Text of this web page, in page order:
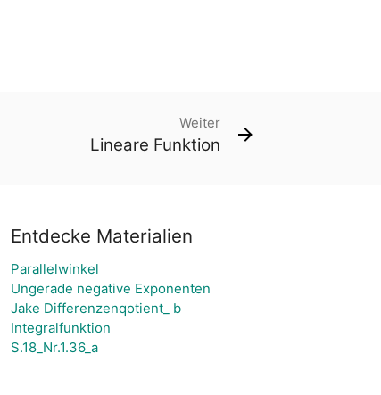
Weiter
Lineare Funktion
Entdecke Materialien
Parallelwinkel
Ungerade negative Exponenten
Jake Differenzenqotient_ b
Integralfunktion
S.18_Nr.1.36_a